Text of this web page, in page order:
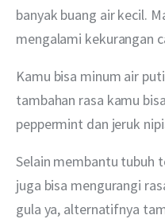
banyak buang air kecil.
mengalami kekurangan
Kamu bisa minum air
tambahan rasa kamu
peppermint dan jeruk
Selain membantu tubuh
juga bisa mengurangi
gula ya, alternatifnya